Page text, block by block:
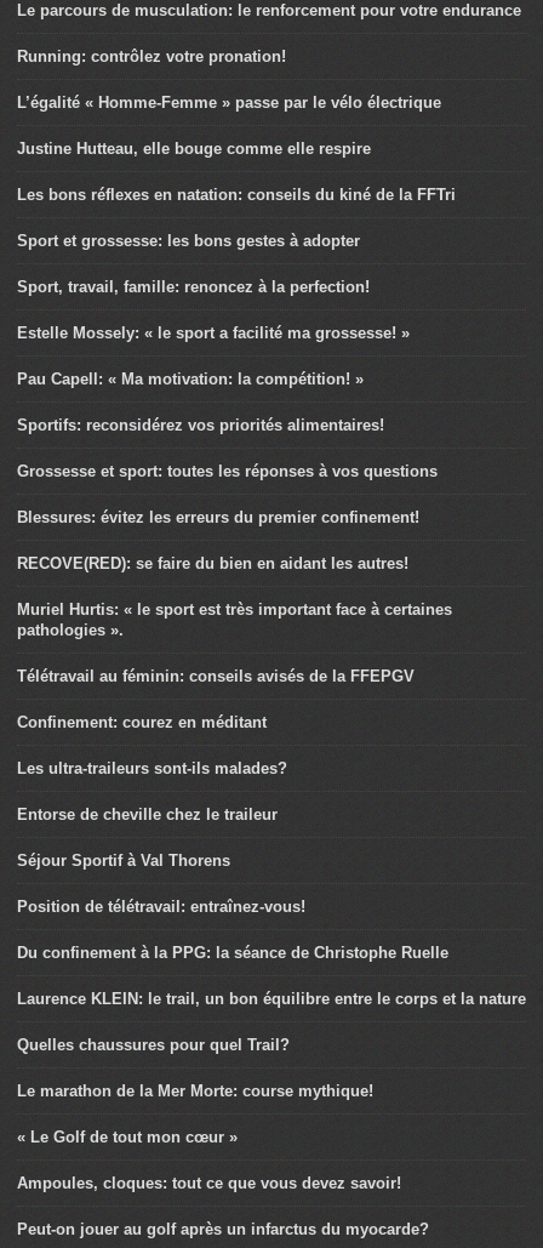
Le parcours de musculation: le renforcement pour votre endurance
Running: contrôlez votre pronation!
L’égalité « Homme-Femme » passe par le vélo électrique
Justine Hutteau, elle bouge comme elle respire
Les bons réflexes en natation: conseils du kiné de la FFTri
Sport et grossesse: les bons gestes à adopter
Sport, travail, famille: renoncez à la perfection!
Estelle Mossely: « le sport a facilité ma grossesse! »
Pau Capell: « Ma motivation: la compétition! »
Sportifs: reconsidérez vos priorités alimentaires!
Grossesse et sport: toutes les réponses à vos questions
Blessures: évitez les erreurs du premier confinement!
RECOVE(RED): se faire du bien en aidant les autres!
Muriel Hurtis: « le sport est très important face à certaines
pathologies ».
Télétravail au féminin: conseils avisés de la FFEPGV
Confinement: courez en méditant
Les ultra-traileurs sont-ils malades?
Entorse de cheville chez le traileur
Séjour Sportif à Val Thorens
Position de télétravail: entraînez-vous!
Du confinement à la PPG: la séance de Christophe Ruelle
Laurence KLEIN: le trail, un bon équilibre entre le corps et la nature
Quelles chaussures pour quel Trail?
Le marathon de la Mer Morte: course mythique!
« Le Golf de tout mon cœur »
Ampoules, cloques: tout ce que vous devez savoir!
Peut-on jouer au golf après un infarctus du myocarde?